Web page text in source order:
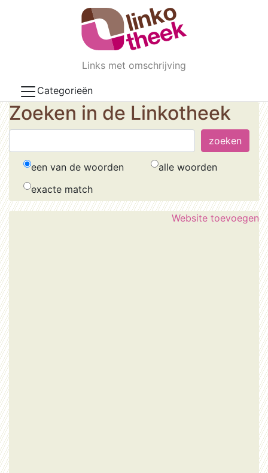
Skip to main content
Links met omschrijving
Categorieën
Zoeken in de Linkotheek
een van de woorden
alle woorden
exacte match
Website toevoegen